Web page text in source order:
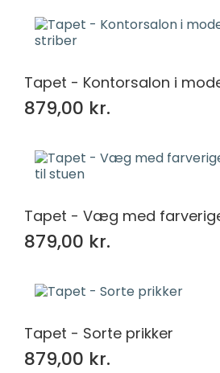
879,00 kr.
879,00 kr.
Tapet - Sorte prikker
879,00 kr.